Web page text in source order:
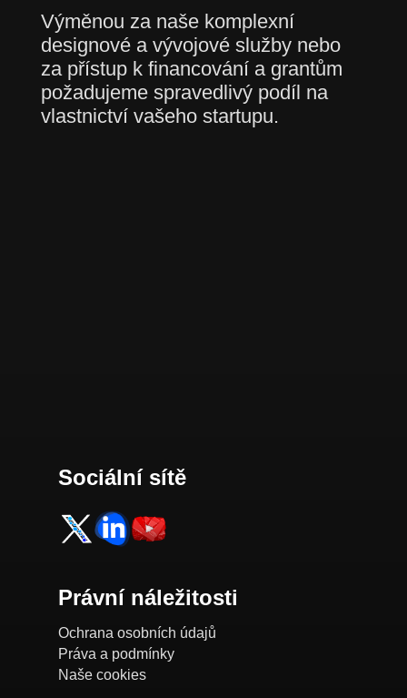
Výměnou za naše komplexní
designové a vývojové služby nebo
za přístup k financování a grantům
požadujeme spravedlivý podíl na
vlastnictví vašeho startupu.
Sociální sítě
Právní náležitosti
Ochrana osobních údajů
Práva a podmínky
Naše cookies